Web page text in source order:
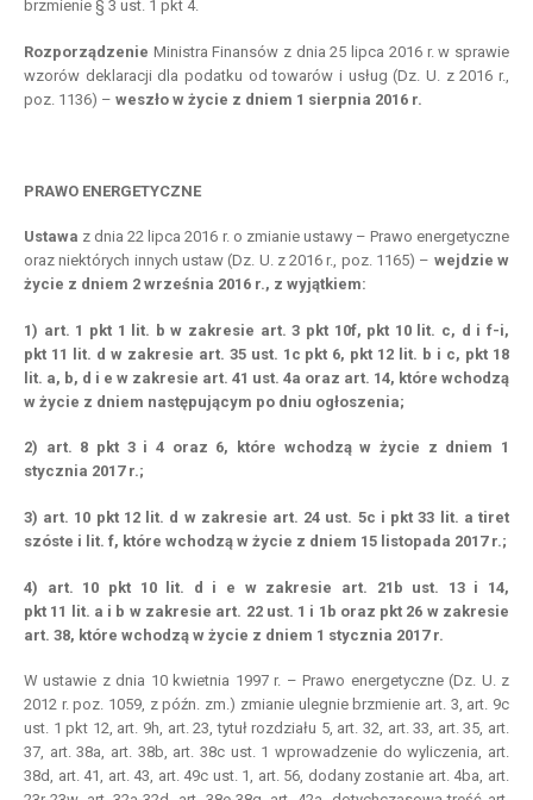
brzmienie § 3 ust. 1 pkt 4.
Rozporządzenie Ministra Finansów z dnia 25 lipca 2016 r. w sprawie
wzorów deklaracji dla podatku od towarów i usług (Dz. U. z 2016 r.,
poz. 1136) – weszło w życie z dniem 1 sierpnia 2016 r.
PRAWO ENERGETYCZNE
Ustawa z dnia 22 lipca 2016 r. o zmianie ustawy – Prawo energetyczne
oraz niektórych innych ustaw (Dz. U. z 2016 r., poz. 1165) – wejdziew
życie z dniem 2 września 2016 r., z wyjątkiem:
1) art. 1 pkt 1 lit. b w zakresie art. 3 pkt 10f, pkt 10 lit. c, d i f-i,
pkt 11 lit. d w zakresie art. 35 ust. 1c pkt 6, pkt 12 lit. b i c, pkt 18
lit. a, b, d i e w zakresie art. 41 ust. 4a oraz art. 14, które wchodzą
w życie z dniem następującym po dniu ogłoszenia;
2) art. 8 pkt 3 i 4 oraz 6, które wchodzą w życie z dniem 1
stycznia 2017 r.;
3) art. 10 pkt 12 lit. d w zakresie art. 24 ust. 5c i pkt 33 lit. a tiret
szóste i lit. f, które wchodzą w życie z dniem 15 listopada 2017 r.;
4) art. 10 pkt 10 lit. d i e w zakresie art. 21b ust. 13 i 14,
pkt 11 lit. a i b w zakresie art. 22 ust. 1 i 1b oraz pkt 26 w zakresie
art. 38, które wchodzą w życie z dniem 1 stycznia 2017 r.
W ustawie z dnia 10 kwietnia 1997 r. – Prawo energetyczne (Dz. U. z
2012 r. poz. 1059, z późn. zm.) zmianie ulegnie brzmienie art. 3, art. 9c
ust. 1 pkt 12, art. 9h, art. 23, tytuł rozdziału 5, art. 32, art. 33, art. 35, art.
37, art. 38a, art. 38b, art. 38c ust. 1 wprowadzenie do wyliczenia, art.
38d, art. 41, art. 43, art. 49c ust. 1, art. 56, dodany zostanie art. 4ba, art.